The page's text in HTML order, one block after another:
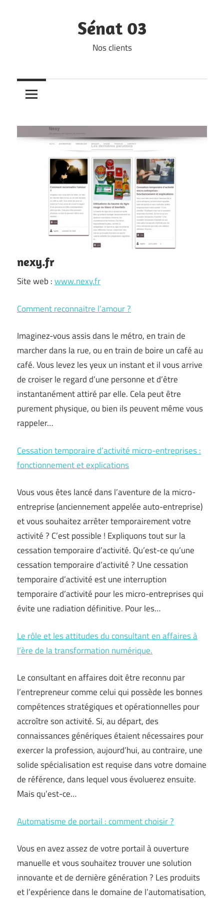
Sénat 03
Nos clients
nexy.fr
Site web :www.nexy.fr
Comment reconnaitre l’amour ?
Imaginez-vous assis dans le métro, en train de
marcher dans la rue, ou en train de boire un café au
café. Vous levez les yeux un instant et il vous arrive
de croiser le regard d’une personne et d’être
instantanément attiré par elle. Cela peut être
purement physique, ou bien ils peuvent même vous
rappeler…
Cessation temporaire d’activité micro-entreprises :
fonctionnement et explications
Vous vous êtes lancé dans l’aventure de la micro-
entreprise (anciennement appelée auto-entreprise)
et vous souhaitez arrêter temporairement votre
activité ? C’est possible ! Expliquons tout sur la
cessation temporaire d’activité. Qu’est-ce qu’une
cessation temporaire d’activité ? Une cessation
temporaire d’activité est une interruption
temporaire d’activité pour les micro-entreprises qui
évite une radiation définitive. Pour les…
Le rôle et les attitudes du consultant en affaires à
l’ère de la transformation numérique.
Le consultant en affaires doit être reconnu par
l’entrepreneur comme celui qui possède les bonnes
compétences stratégiques et opérationnelles pour
accroître son activité. Si, au départ, des
connaissances génériques étaient nécessaires pour
exercer la profession, aujourd’hui, au contraire, une
solide spécialisation est requise dans votre domaine
de référence, dans lequel vous évoluerez ensuite.
Mais qu’est-ce…
Automatisme de portail : comment choisir ?
Vous en avez assez de votre portail à ouverture
manuelle et vous souhaitez trouver une solution
innovante et de dernière génération ? Les produits
et l’expérience dans le domaine de l’automatisation,